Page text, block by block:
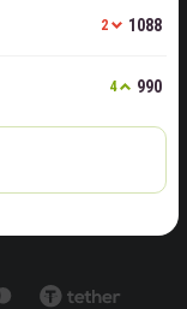
2 1088
4 990